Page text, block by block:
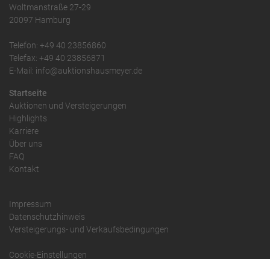
Woltmanstraße 27-29
20097 Hamburg
Telefon: +49 40 23856860
Telefax: +49 40 23856871
E-Mail: info@auktionshausmeyer.de
Startseite
Auktionen und Versteigerungen
Highlights
Karriere
Über uns
FAQ
Kontakt
Impressum
Datenschutzhinweis
Versteigerungs- und Verkaufsbedingungen
Cookie-Einstellungen